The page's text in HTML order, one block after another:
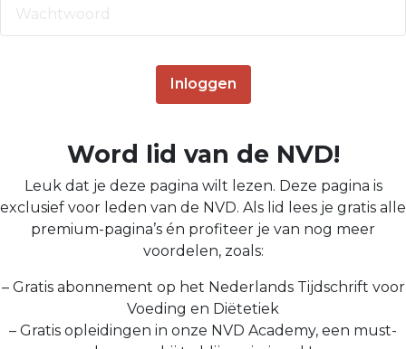
Inloggen
Word lid van de NVD!
Leuk dat je deze pagina wilt lezen. Deze pagina is
exclusief voor leden van de NVD. Als lid lees je gratis alle
premium-pagina’s én profiteer je van nog meer
voordelen, zoals:
– Gratis abonnement op het Nederlands Tijdschrift voor
Voeding en Diëtetiek
– Gratis opleidingen in onze NVD Academy, een must-